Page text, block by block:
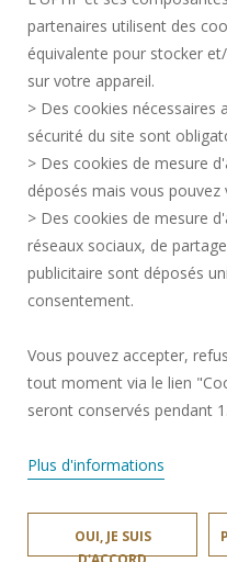
MENTIONS LÉGALES
ESPACE PRESSE
RECRUTEMENTS
PLAN DU SITE
DONNÉES PERSONNELLES
ACCESSIBILITÉ
GESTION DES COOKIES
Rejoignez-nous!
partenaires utilisent des
équivalente pour stocker
sur votre appareil.
> Des cookies
sécurité du site sont
> Des cookies de mesure
déposés mais vous pouvez
> Des cookies de mesure
réseaux sociaux, de
publicitaire sont déposés
consentement.
Vous pouvez accepter,
tout moment via le lien
seront conservés pendant
Plus d'informations
OUI, JE SUIS